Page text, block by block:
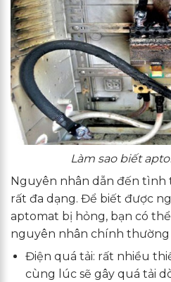
Làm sao biết
Nguyên nhân dẫn đến
rất đa dạng. Để biết được
aptomat bị hỏng, bạn có
nguyên nhân chính thường
Điện quá tải: rất nhiều
cùng lúc sẽ gây quá tải